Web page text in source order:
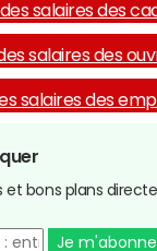
salaires des
salaires des
salaires des
et bons plans
Je m'abonne